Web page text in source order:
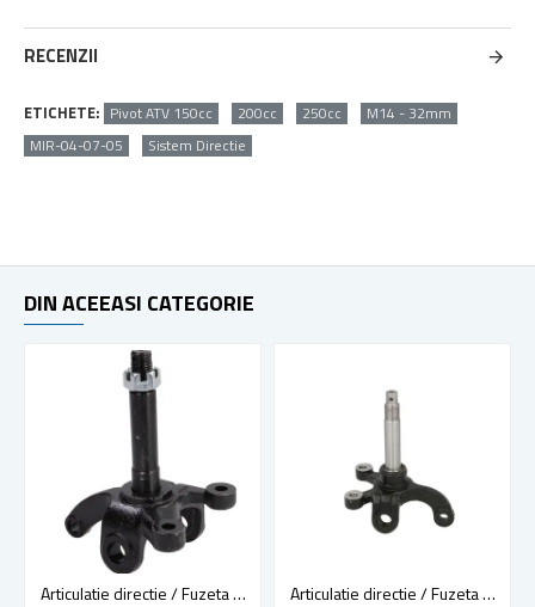
RECENZII
ETICHETE: Pivot ATV 150cc 200cc 250cc
M14 - 32mm
MIR-04-07-05
Sistem Directie
DIN ACEEASI CATEGORIE
Articulatie directie / Fuzeta Atv Bashan 200cc, partea dreapta Articulatie directie / Fuzeta Atv Bashan 200cc, partea stanga